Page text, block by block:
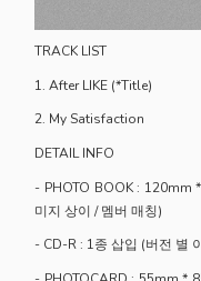
TRACK LIST
1. After LIKE (*Title)
2. My Satisfaction
DETAIL INFO
- PHOTO BOOK : 120mm
미지 상이 / 멤버 매칭)
- CD-R : 1종 삽입 (버전 별